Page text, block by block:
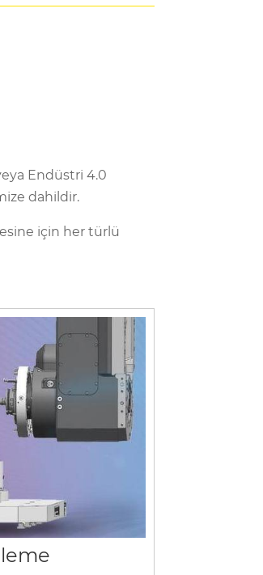
Endüstri 4.0
dahildir.
için her türlü